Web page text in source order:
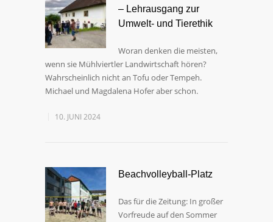
– Lehrausgang zur
Umwelt- und Tierethik
Woran denken die meisten,
wenn sie Mühlviertler Landwirtschaft hören?
Wahrscheinlich nicht an Tofu oder Tempeh.
Michael und Magdalena Hofer aber schon.
10. JUNI 2024
Beachvolleyball-Platz
Das für die Zeitung: In großer
Vorfreude auf den Sommer